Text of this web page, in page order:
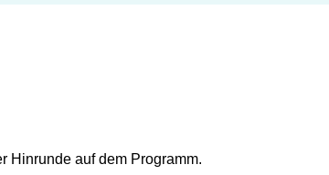
Hinrunde auf dem Programm.